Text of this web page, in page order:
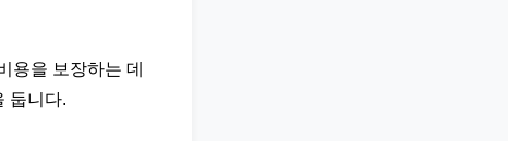
용을 보장하는 데
둡니다.